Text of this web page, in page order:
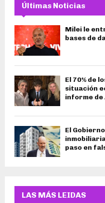
Últimas Noticias
Milei le
bases de
El 70% de
situación
informe de
El
paso en
LAS MÁS LEIDAS